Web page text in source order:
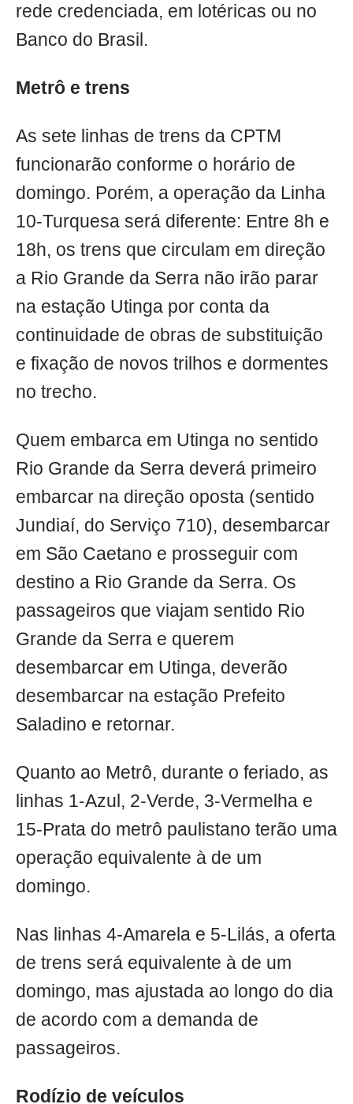
rede credenciada, em lotéricas ou no
Banco do Brasil.
Metrô e trens
As sete linhas de trens da CPTM
funcionarão conforme o horário de
domingo. Porém, a operação da Linha
10-Turquesa será diferente: Entre 8h e
18h, os trens que circulam em direção
a Rio Grande da Serra não irão parar
na estação Utinga por conta da
continuidade de obras de substituição
e fixação de novos trilhos e dormentes
no trecho.
Quem embarca em Utinga no sentido
Rio Grande da Serra deverá primeiro
embarcar na direção oposta (sentido
Jundiaí, do Serviço 710), desembarcar
em São Caetano e prosseguir com
destino a Rio Grande da Serra. Os
passageiros que viajam sentido Rio
Grande da Serra e querem
desembarcar em Utinga, deverão
desembarcar na estação Prefeito
Saladino e retornar.
Quanto ao Metrô, durante o feriado, as
linhas 1-Azul, 2-Verde, 3-Vermelha e
15-Prata do metrô paulistano terão uma
operação equivalente à de um
domingo.
Nas linhas 4-Amarela e 5-Lilás, a oferta
de trens será equivalente à de um
domingo, mas ajustada ao longo do dia
de acordo com a demanda de
passageiros.
Rodízio de veículos